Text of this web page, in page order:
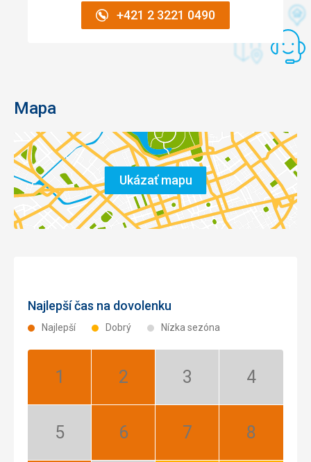
+421 2 3221 0490
Mapa
Ukázať mapu
Najlepší čas na dovolenku
Najlepší Dobrý Nízka sezóna
Január:
Február:
Marec:
Apríl:
Máj:
Jún:
Júl:
August: